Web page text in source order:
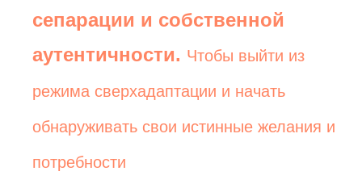
сепарации и собственной
аутентичности. Чтобы выйти из
режима сверхадаптации и начать
обнаруживать свои истинные желания и
потребности